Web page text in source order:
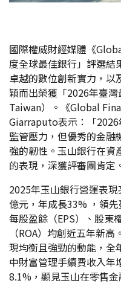
國際權威財經媒體《
度全球最佳銀行」評選結
卓越的數位創新實力，以
穎而出榮獲「2026年臺
Taiwan）。《Global
Giarraputo表示：「
監管壓力，但優秀的金融
強的韌性。玉山銀行在資
的表現，深獲評審團肯定
2025年玉山銀行營運表
億元，年成長33% ，領
每股盈餘（EPS）、股東
（ROA）均創近五年新
現均衡且強勁的動能，全
中財富管理手續費收入
8.1%，顯見玉山在零售